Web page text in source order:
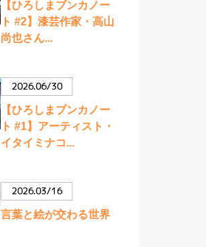
【ひろしまブンカノー
ト #2】漆芸作家・高山
尚也さん...
2026.06/30
【ひろしまブンカノー
ト #1】アーティスト・
イタイミナコ...
2026.03/16
言葉と絵が交わる世界